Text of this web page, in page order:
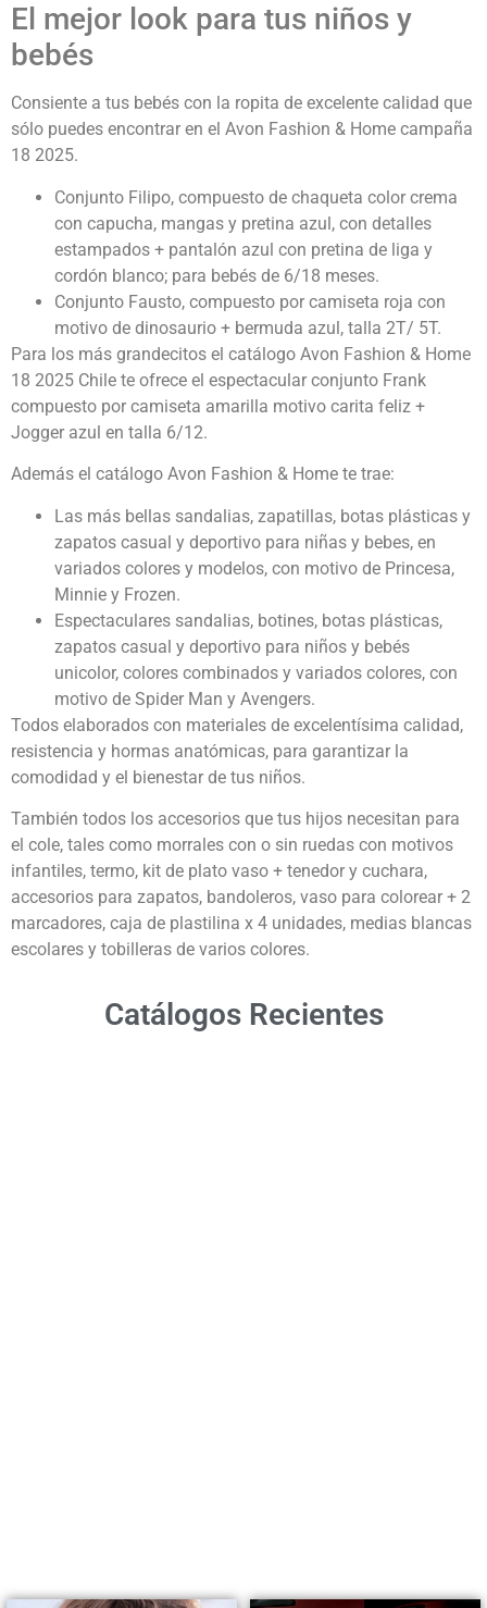
El mejor look para tus niños y
bebés
Consiente a tus bebés con la ropita de excelente calidad que
sólo puedes encontrar en el Avon Fashion & Home campaña
18 2025.
Conjunto Filipo, compuesto de chaqueta color crema
con capucha, mangas y pretina azul, con detalles
estampados + pantalón azul con pretina de liga y
cordón blanco; para bebés de 6/18 meses.
Conjunto Fausto, compuesto por camiseta roja con
motivo de dinosaurio + bermuda azul, talla 2T/ 5T.
Para los más grandecitos el catálogo Avon Fashion & Home
18 2025 Chile te ofrece el espectacular conjunto Frank
compuesto por camiseta amarilla motivo carita feliz +
Jogger azul en talla 6/12.
Además el catálogo Avon Fashion & Home te trae:
Las más bellas sandalias, zapatillas, botas plásticas y
zapatos casual y deportivo para niñas y bebes, en
variados colores y modelos, con motivo de Princesa,
Minnie y Frozen.
Espectaculares sandalias, botines, botas plásticas,
zapatos casual y deportivo para niños y bebés
unicolor, colores combinados y variados colores, con
motivo de Spider Man y Avengers.
Todos elaborados con materiales de excelentísima calidad,
resistencia y hormas anatómicas, para garantizar la
comodidad y el bienestar de tus niños.
También todos los accesorios que tus hijos necesitan para
el cole, tales como morrales con o sin ruedas con motivos
infantiles, termo, kit de plato vaso + tenedor y cuchara,
accesorios para zapatos, bandoleros, vaso para colorear + 2
marcadores, caja de plastilina x 4 unidades, medias blancas
escolares y tobilleras de varios colores.
Catálogos Recientes